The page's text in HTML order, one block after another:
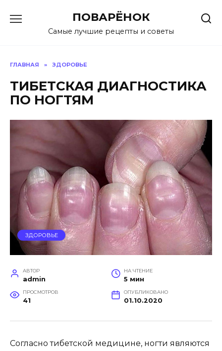
содержанию
ПОВАРЁНОК
Самые лучшие рецепты и советы
ГЛАВНАЯ » ЗДОРОВЬЕ
ТИБЕТСКАЯ ДИАГНОСТИКА
ПО НОГТЯМ
ЗДОРОВЬЕ
АВТОР
admin
НА ЧТЕНИЕ
5 мин
ПРОСМОТРОВ
41
ОПУБЛИКОВАНО
01.10.2020
Согласно тибетской медицине, ногти являются